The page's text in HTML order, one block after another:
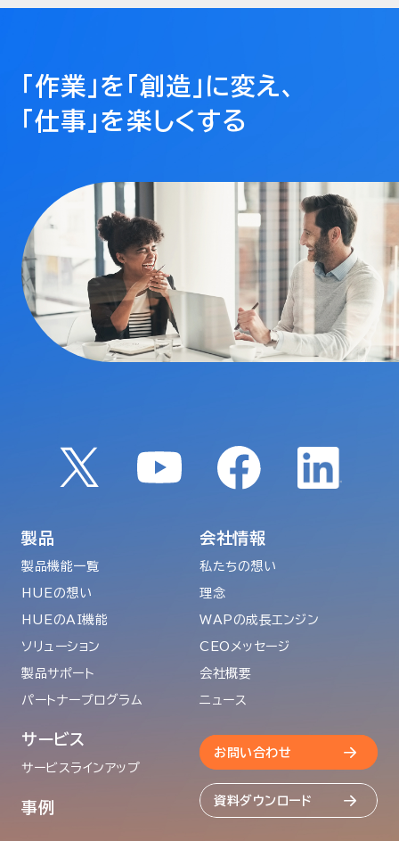
「作業」を「創造」に変え、
「仕事」を楽しくする
製品
製品機能一覧
HUEの想い
HUEのAI機能
ソリューション
製品サポート
パートナープログラム
サービス
サービスラインアップ
事例
会社情報
私たちの想い
理念
WAPの成長エンジン
CEOメッセージ
会社概要
ニュース
お問い合わせ
資料ダウンロード